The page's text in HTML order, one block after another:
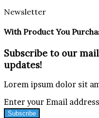
Newsletter
With Product You
Subscribe to our
updates!
Lorem ipsum dolor sit
Enter your Email address